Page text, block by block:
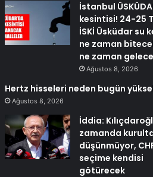
İstanbul
kesintisi! 24-25
İSKİ Üsküdar su
ne zaman
ne zaman
Ağustos 8, 2026
Hertz hisseleri neden bugün
Ağustos 8, 2026
İddia:
zamanda
düşünmüyor,
seçime kendisi
götürecek